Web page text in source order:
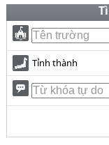
Tỉnh thành